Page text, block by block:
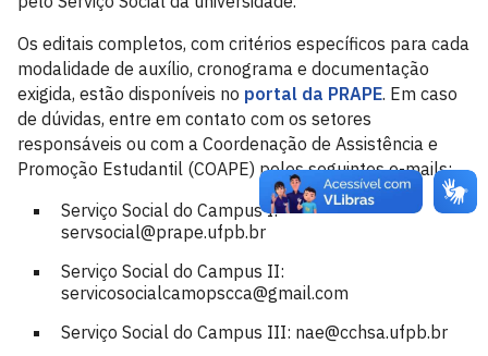
Os editais completos, com critérios específicos para cada
modalidade de auxílio, cronograma e documentação
exigida, estão disponíveis no portal da PRAPE. Em caso
de dúvidas, entre em contato com os setores
responsáveis ou com a Coordenação de Assistência e
Promoção Estudantil (COAPE) pelos seguintes e-mails:
Serviço Social do Campus I:
servsocial@prape.ufpb.br
Serviço Social do Campus II:
servicosocialcamopscca@gmail.com
Serviço Social do Campus III: nae@cchsa.ufpb.br